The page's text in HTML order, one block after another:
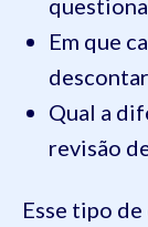
Em que
Qual a
revisão
Esse tipo